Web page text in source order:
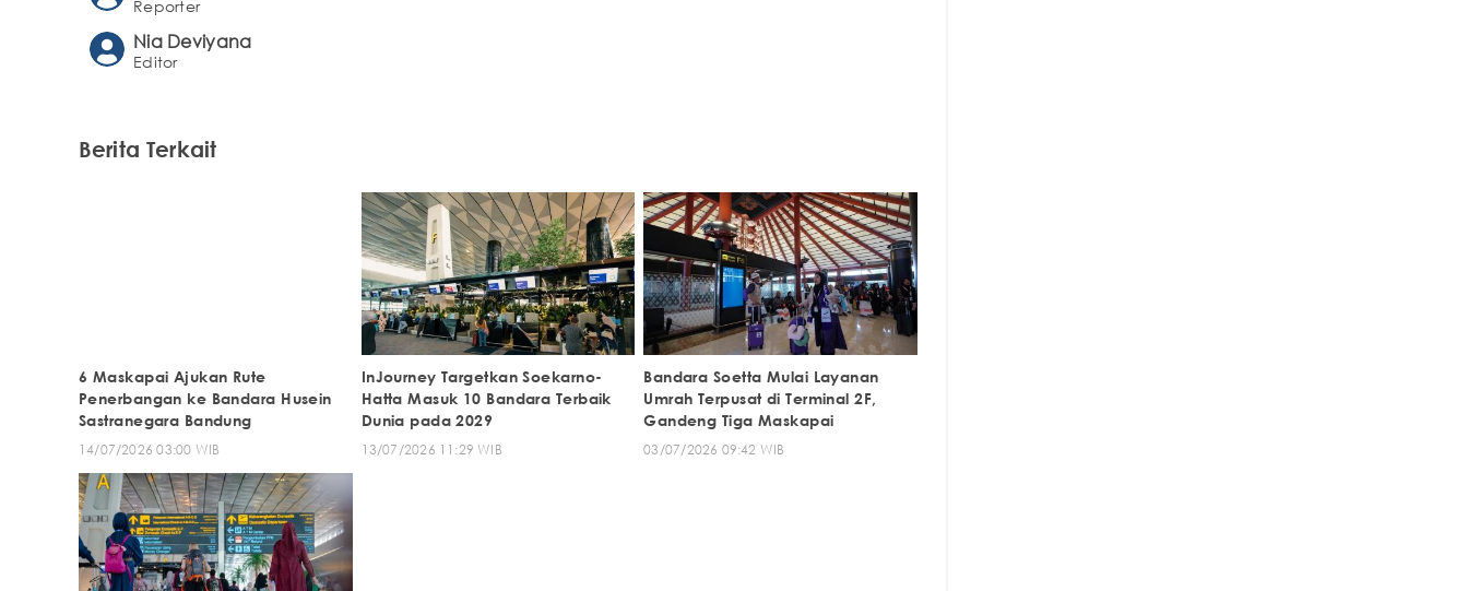
Reporter
Nia Deviyana
Editor
Berita Terkait
6 Maskapai Ajukan Rute
Penerbangan ke Bandara Husein
Sastranegara Bandung
14/07/2026 03:00 WIB
InJourney Targetkan Soekarno-
Hatta Masuk 10 Bandara Terbaik
Dunia pada 2029
13/07/2026 11:29 WIB
Bandara Soetta Mulai Layanan
Umrah Terpusat di Terminal 2F,
Gandeng Tiga Maskapai
03/07/2026 09:42 WIB